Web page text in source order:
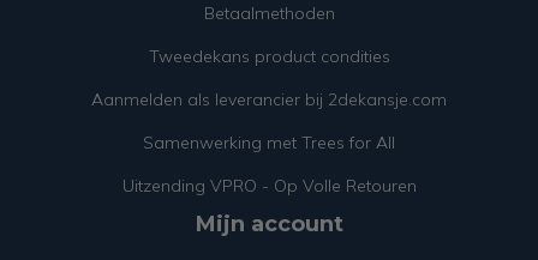
Betaalmethoden
Tweedekans product condities
Aanmelden als leverancier bij 2dekansje.com
Samenwerking met Trees for All
Uitzending VPRO - Op Volle Retouren
Mijn account